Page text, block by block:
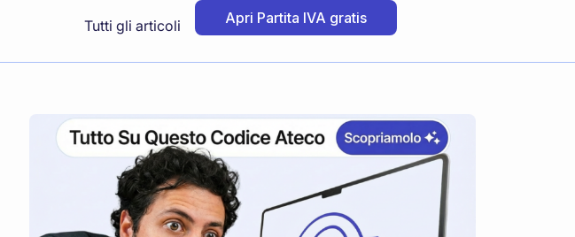
Tutti gli articoli Apri Partita IVA gratis